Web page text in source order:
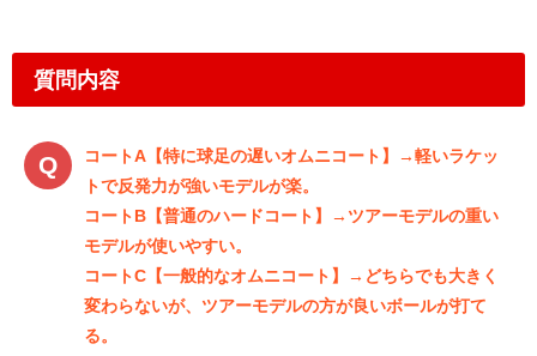
質問内容
コートA【特に球足の遅いオムニコート】→軽いラケッ
トで反発力が強いモデルが楽。
コートB【普通のハードコート】→ツアーモデルの重い
モデルが使いやすい。
コートC【一般的なオムニコート】→どちらでも大きく
変わらないが、ツアーモデルの方が良いボールが打て
る。